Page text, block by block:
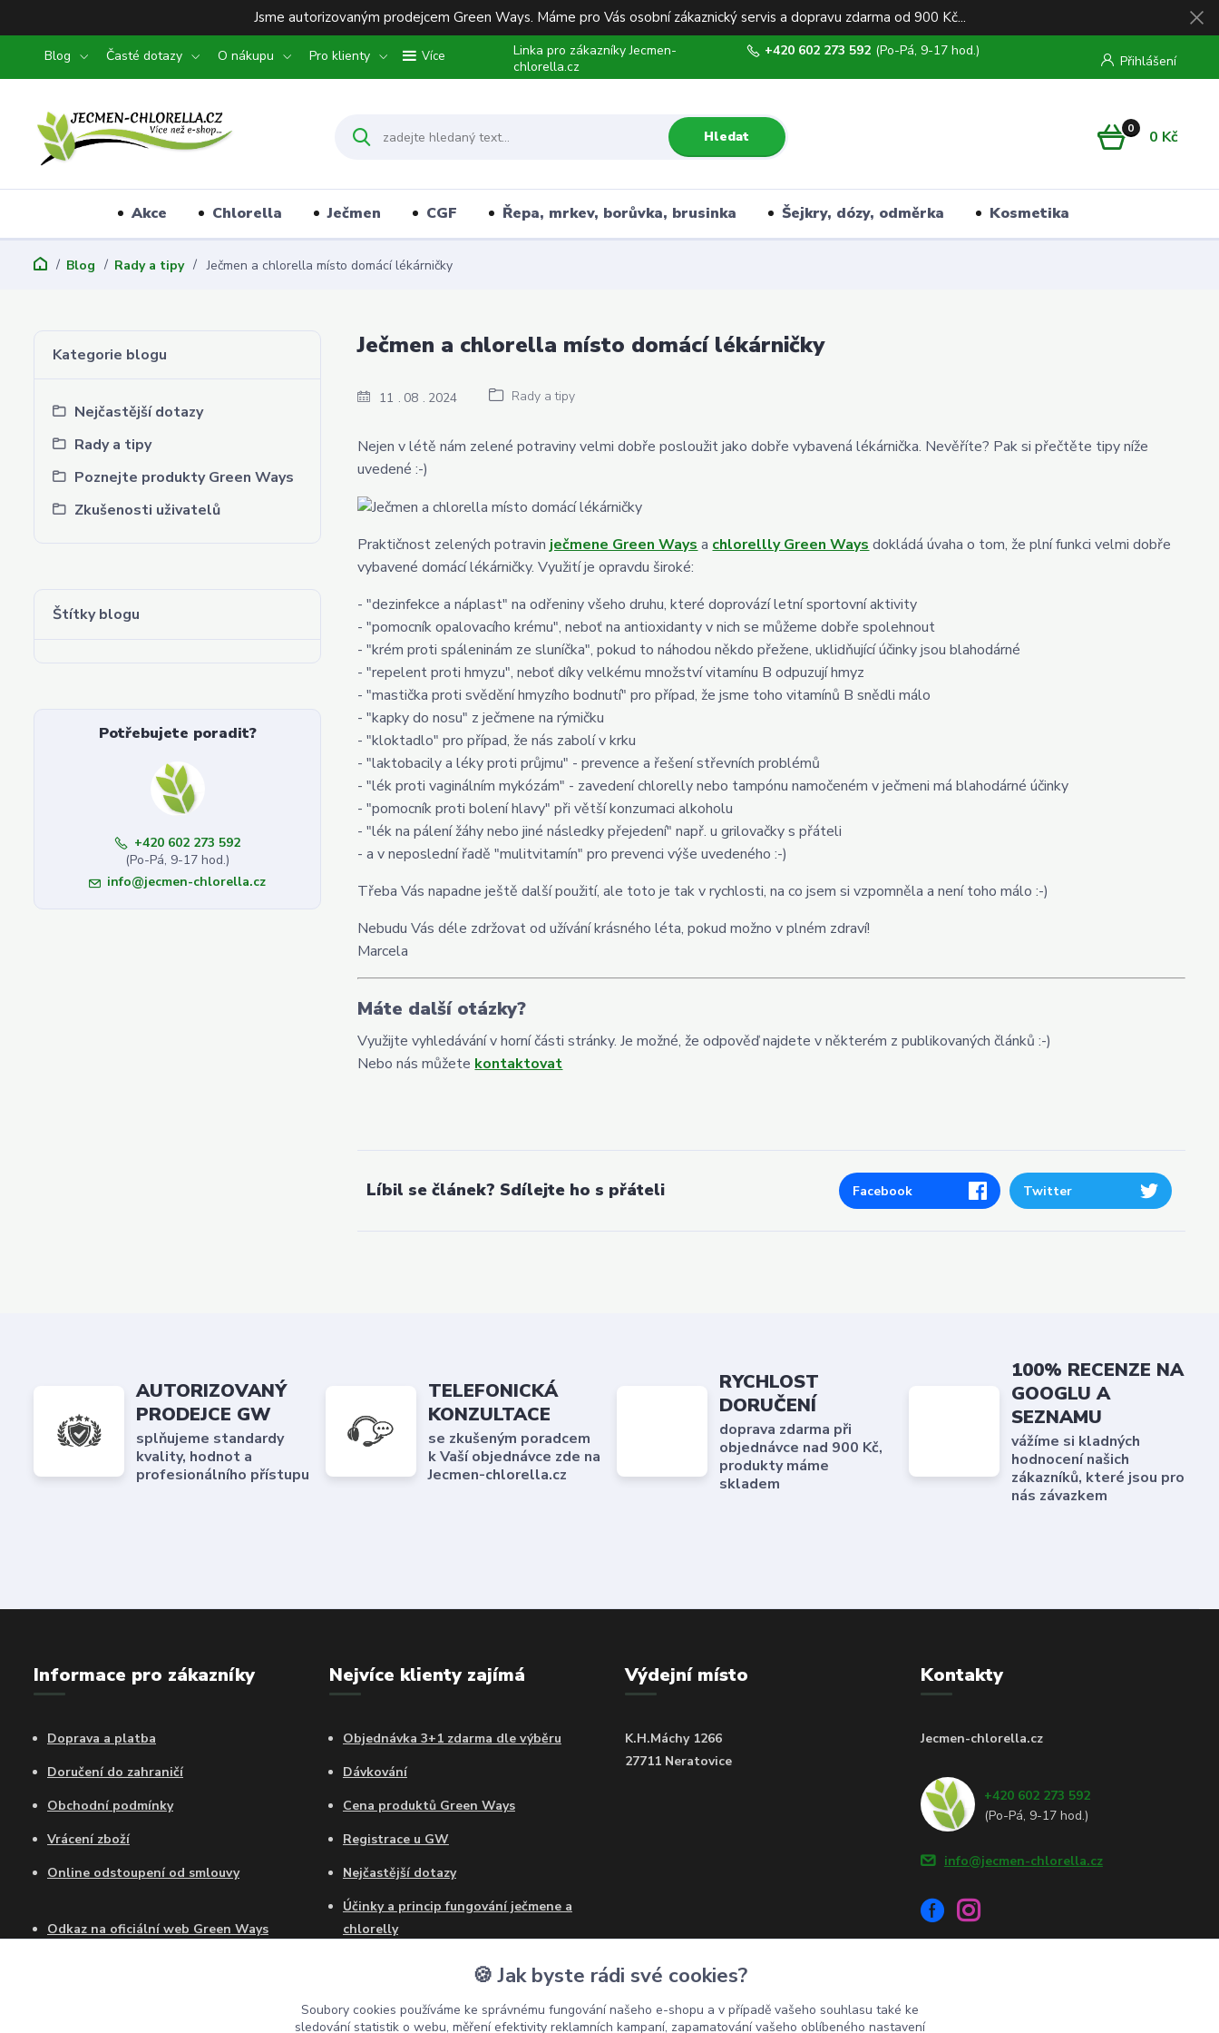
Jsme autorizovaným prodejcem Green Ways. Máme pro Vás osobní zákaznický servis a dopravu zdarma od 900 Kč...
Blog Časté dotazy O nákupu Pro klienty Více Přihlášení
Hledat
Linka pro zákazníky Jecmen-
chlorella.cz
+420 602 273 592 (Po-Pá, 9-17 hod.)
0 0 Kč
Akce Chlorella Ječmen CGF Řepa, mrkev, borůvka, brusinka Šejkry, dózy, odměrka Kosmetika
Blog Rady a tipy Ječmen a chlorella místo domácí lékárničky
Kategorie blogu
Nejčastější dotazy
Rady a tipy
Poznejte produkty Green Ways
Zkušenosti uživatelů
Štítky blogu
Potřebujete poradit?
+420 602 273 592
(Po-Pá, 9-17 hod.)
info@jecmen-chlorella.cz
11 08 2024 Rady a tipy
Ječmen a chlorella místo domácí lékárničky
Nejen v létě nám zelené potraviny velmi dobře posloužit jako dobře vybavená lékárnička. Nevěříte? Pak si přečtěte tipy níže
uvedené :-)
Praktičnost zelených potravin ječmene Green Ways a chlorellly Green Ways dokládá úvaha o tom, že plní funkci velmi dobře
vybavené domácí lékárničky. Využití je opravdu široké:
- "dezinfekce a náplast" na odřeniny všeho druhu, které doprovází letní sportovní aktivity
- "pomocník opalovacího krému", neboť na antioxidanty v nich se můžeme dobře spolehnout
- "krém proti spáleninám ze sluníčka", pokud to náhodou někdo přežene, uklidňující účinky jsou blahodárné
- "repelent proti hmyzu", neboť díky velkému množství vitamínu B odpuzují hmyz
- "mastička proti svědění hmyzího bodnutí" pro případ, že jsme toho vitamínů B snědli málo
- "kapky do nosu" z ječmene na rýmičku
- "kloktadlo" pro případ, že nás zabolí v krku
- "laktobacily a léky proti průjmu" - prevence a řešení střevních problémů
- "lék proti vaginálním mykózám" - zavedení chlorelly nebo tampónu namočeném v ječmeni má blahodárné účinky
- "pomocník proti bolení hlavy" při větší konzumaci alkoholu
- "lék na pálení žáhy nebo jiné následky přejedení" např. u grilovačky s přáteli
- a v neposlední řadě "mulitvitamín" pro prevenci výše uvedeného :-)
Třeba Vás napadne ještě další použití, ale toto je tak v rychlosti, na co jsem si vzpomněla a není toho málo :-)
Nebudu Vás déle zdržovat od užívání krásného léta, pokud možno v plném zdraví!
Marcela
Máte další otázky?
Využijte vyhledávání v horní části stránky. Je možné, že odpověď najdete v některém z publikovaných článků :-)
Nebo nás můžete kontaktovat
Líbil se článek? Sdílejte ho s přáteli Facebook Twitter
AUTORIZOVANÝ
PRODEJCE GW
splňujeme standardy
kvality, hodnot a
profesionálního přístupu
TELEFONICKÁ
KONZULTACE
se zkušeným poradcem
k Vaší objednávce zde na
Jecmen-chlorella.cz
RYCHLOST
DORUČENÍ
doprava zdarma při
objednávce nad 900 Kč,
produkty máme
skladem
100% RECENZE NA
GOOGLU A
SEZNAMU
vážíme si kladných
hodnocení našich
zákazníků, které jsou pro
nás závazkem
Informace pro zákazníky
Doprava a platba
Doručení do zahraničí
Obchodní podmínky
Vrácení zboží
Online odstoupení od smlouvy
Odkaz na oficiální web Green Ways
Nejvíce klienty zajímá
Objednávka 3+1 zdarma dle výběru
Dávkování
Cena produktů Green Ways
Registrace u GW
Nejčastější dotazy
Účinky a princip fungování ječmene a
chlorelly
Jak dlouho mohu užívat Ječmen a
Chlorella a ječmen - prášek nebo
Výdejní místo
K.H.Máchy 1266
27711 Neratovice
Kontakty
Jecmen-chlorella.cz
+420 602 273 592
(Po-Pá, 9-17 hod.)
info@jecmen-chlorella.cz
🍪 Jak byste rádi své cookies?
Soubory cookies používáme ke správnému fungování našeho e-shopu a v případě vašeho souhlasu také ke
sledování statistik o webu, měření efektivity reklamních kampaní, zapamatování vašeho oblíbeného nastavení